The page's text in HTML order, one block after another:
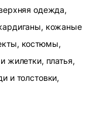
одежда,
кожаные
костюмы,
жилетки, платья,
и толстовки,